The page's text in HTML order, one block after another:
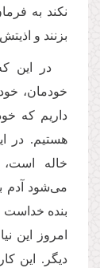
نكند به
بزنند و
در این
خودمان،
داریم كه
هستیم. در
خاله است،
مى‌‌شود آدم
بنده خداست
امروز این
دیگر. این